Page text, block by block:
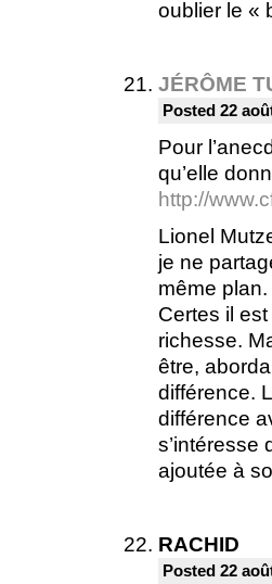
oublier le «
JÉRÔME
Posted 22
Pour
qu’elle
http://
Lionel
je ne
même plan.
Certes il
richesse.
être,
différence.
différence
s’intéresse
ajoutée à
RACHID
Posted 22